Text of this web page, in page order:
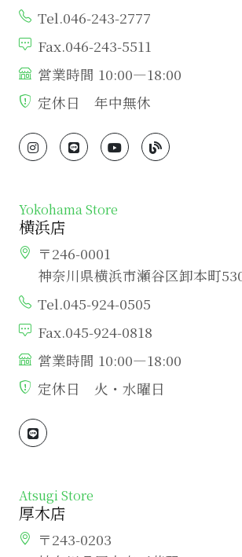
Tel.046-243-2777
Fax.046-243-5511
営業時間 10:00―18:00
定休日 年中無休
Yokohama Store
横浜店
〒246-0001
神奈川県横浜市瀬谷区卸本町
Tel.045-924-0505
Fax.045-924-0818
営業時間 10:00―18:00
定休日 火・水曜日
Atsugi Store
厚木店
〒243-0203